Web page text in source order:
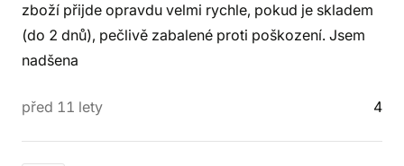
zboží přijde opravdu velmi rychle, pokud je skladem
(do 2 dnů), pečlivě zabalené proti poškození. Jsem
nadšena
před 11 lety 4